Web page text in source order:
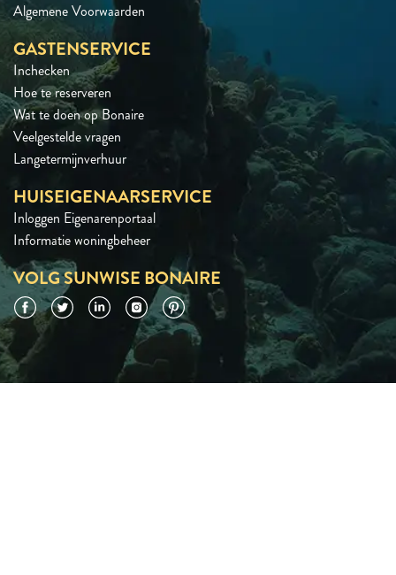
Algemene Voorwaarden
GASTENSERVICE
Inchecken
Hoe te reserveren
Wat te doen op Bonaire
Veelgestelde vragen
Langetermijnverhuur
HUISEIGENAARSERVICE
Inloggen Eigenarenportaal
Informatie woningbeheer
VOLG SUNWISE BONAIRE